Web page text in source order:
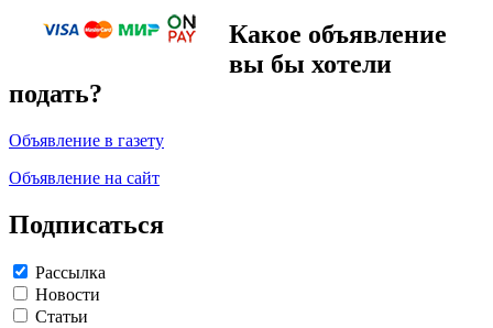
Какое объявление
вы бы хотели
подать?
Объявление в газету
Объявление на сайт
Подписаться
Рассылка
Новости
Статьи